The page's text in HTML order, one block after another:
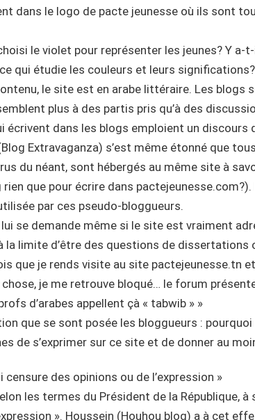
dans le logo de pacte jeunesse où ils sont
le violet pour représenter les jeunes? Y a-
qui étudie les couleurs et leurs significations?
le site est en arabe littéraire. Les blogs
plus à des partis pris qu’à des
écrivent dans les blogs emploient un discours
Extravaganza) s’est même étonné que
du néant, sont hébergés au même site à
que pour écrire dans
par ces pseudo-bloggueurs.
se demande même si le site est vraiment
la limite d’être des questions de dissertations
que je rends visite au site pactejeunesse.tn
je me retrouve bloqué… le forum
d’arabes appellent çà « tabwib » »
que se sont posée les bloggueurs :
de s’exprimer sur ce site et de donner au
censure des opinions ou de l’expression »
les termes du Président de la République, à
». Houssein (Houhou blog) a à cet